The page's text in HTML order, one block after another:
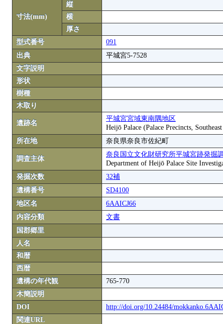
寸法(mm)
縦
横
厚さ
型式番号
091
出典
平城宮5-7528
文字説明
形状
樹種
木取り
遺跡名
平城宮宮域東南隅地区
Heijō Palace (Palace Precincts,
所在地
奈良県奈良市佐紀町
調査主体
奈良国立文化財研究所平城宮跡発掘
Department of Heijō Palace Site
発掘次数
32補
遺構番号
SD4100
地区名
6AAICJ66
内容分類
文書
国郡郷里
人名
和暦
西暦
遺構の年代観
765-770
木簡説明
DOI
http://doi.org/10.24484/
関連URL